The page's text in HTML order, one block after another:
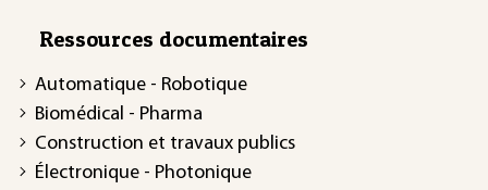
Ressources documentaires
Automatique - Robotique
Biomédical - Pharma
Construction et travaux publics
Électronique - Photonique